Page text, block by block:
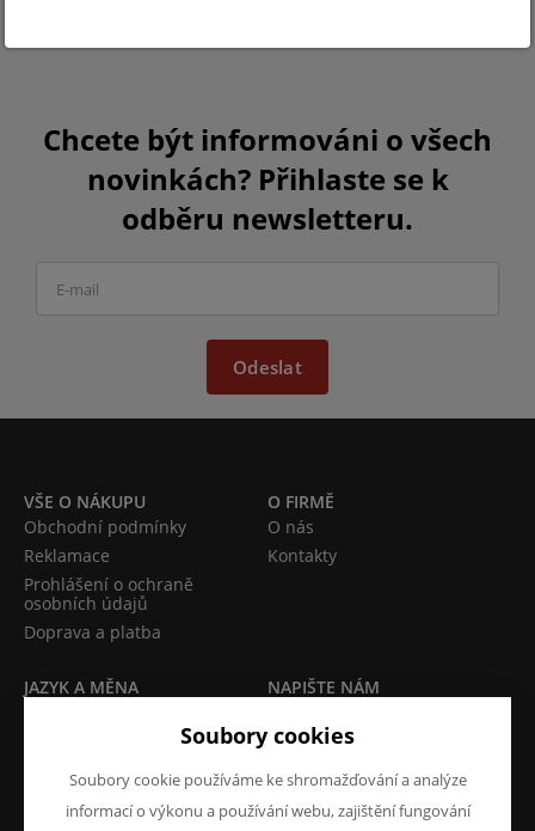
Chcete být informováni o všech
novinkách? Přihlaste se k
odběru newsletteru.
Odeslat
VŠE O NÁKUPU
Obchodní podmínky
Reklamace
Prohlášení o ochraně
osobních údajů
Doprava a platba
O FIRMĚ
O nás
Kontakty
JAZYK A MĚNA
NAPIŠTE NÁM
našich produktech nebo e-
shopu? Neváhejte napsat.
Chci napsat zprávu
Soubory cookies
Soubory cookie používáme ke shromažďování a analýze
informací o výkonu a používání webu, zajištění fungování